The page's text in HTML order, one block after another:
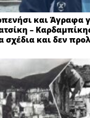
και Άγραφα
–
σχέδια και δεν